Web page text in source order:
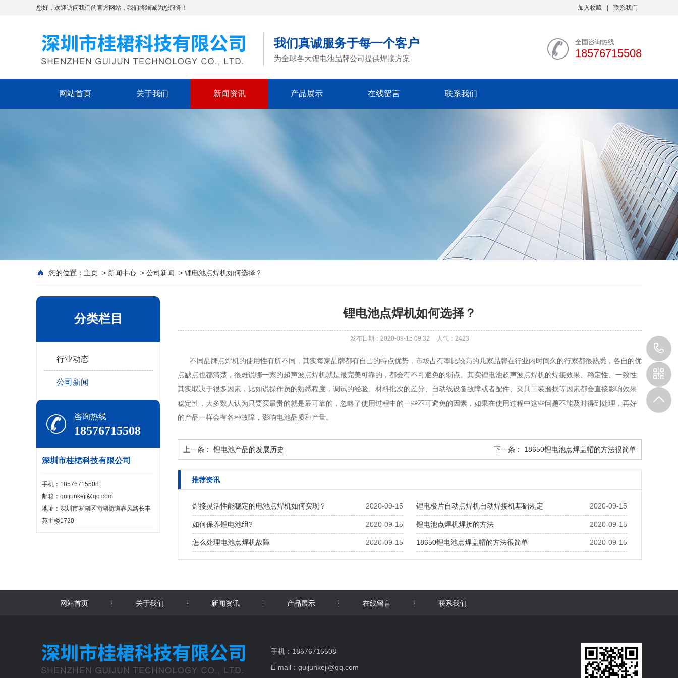
您好，欢迎访问我们的官方网站，我们将竭诚为您服务！ 加入收藏 联系我们
我们真诚服务于每一个客户
为全球各大锂电池品牌公司提供焊接方案
全国咨询热线
18576715508
网站首页 关于我们 新闻资讯 产品展示 在线留言 联系我们
您的位置： 主页 > 新闻中心 > 公司新闻 > 锂电池点焊机如何选择？
分类栏目
行业动态
公司新闻
咨询热线
18576715508
深圳市桂桾科技有限公司
手机：18576715508
邮箱：guijunkeji@qq.com
地址：深圳市罗湖区南湖街道春风路长丰
苑主楼1720
锂电池点焊机如何选择？
发布日期：2020-09-15 09:32 人气：2423
不同品牌点焊机的使用性有所不同，其实每家品牌都有自己的特点优势，市场占有率比较高的几家品牌在行业内时间久的行家都很熟悉，各自的优
点缺点也都清楚，很难说哪一家的超声波点焊机就是最完美可靠的，都会有不可避免的弱点。其实锂电池超声波点焊机的焊接效果、稳定性、一致性
其实取决于很多因素，比如说操作员的熟悉程度，调试的经验、材料批次的差异、自动线设备故障或者配件、夹具工装磨损等因素都会直接影响效果
稳定性，大多数人认为只要买最贵的就是最可靠的，忽略了使用过程中的一些不可避免的因素，如果在使用过程中这些问题不能及时得到处理，再好
的产品一样会有各种故障，影响电池品质和产量。
上一条： 锂电池产品的发展历史 下一条： 18650锂电池点焊盖帽的方法很简单
推荐资讯
2020-09-15
焊接灵活性能稳定的电池点焊机如何实现？ 2020-09-15
锂电极片自动点焊机自动焊接机基础规定
2020-09-15
如何保养锂电池组? 2020-09-15
锂电池点焊机焊接的方法
2020-09-15
怎么处理电池点焊机故障 2020-09-15
18650锂电池点焊盖帽的方法很简单
网站首页 关于我们 新闻资讯 产品展示 在线留言 联系我们
手机：18576715508
E-mail：guijunkeji@qq.com